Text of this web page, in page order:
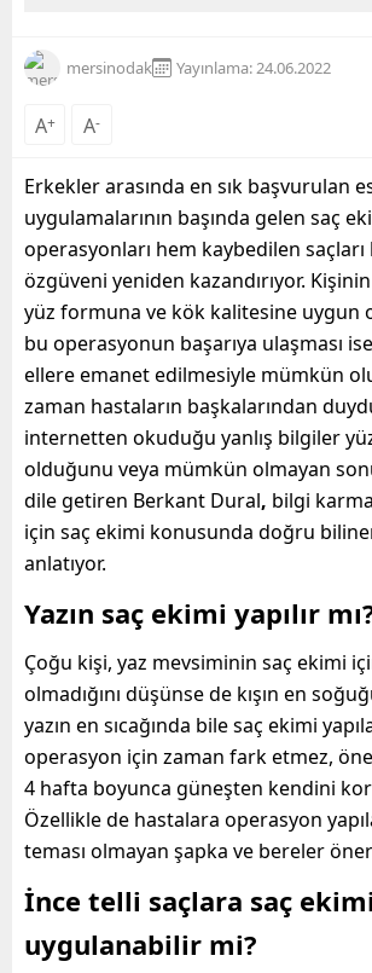
mersinodak Yayınlama: 24.06.2022
A+ A-
Erkekler arasında en sık başvurulan
uygulamalarının başında gelen saç
operasyonları hem kaybedilen
özgüveni yeniden kazandırıyor.
yüz formuna ve kök kalitesine uygun
bu operasyonun başarıya ulaşması
ellere emanet edilmesiyle mümkün
zaman hastaların başkalarından
internetten okuduğu yanlış bilgiler
olduğunu veya mümkün olmayan
dile getiren Berkant Dural, bilgi
için saç ekimi konusunda doğru
anlatıyor.
Yazın saç ekimi yapılır
Çoğu kişi, yaz mevsiminin saç ekimi
olmadığını düşünse de kışın en
yazın en sıcağında bile saç ekimi
operasyon için zaman fark etmez,
4 hafta boyunca güneşten kendini
Özellikle de hastalara operasyon
teması olmayan şapka ve bereler
İnce telli saçlara saç ekimi
uygulanabilir mi?